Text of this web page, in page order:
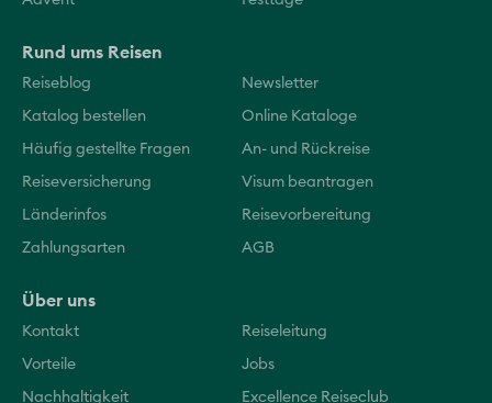
Rund ums Reisen
Reiseblog Newsletter
Katalog bestellen Online Kataloge
Häufig gestellte Fragen An- und Rückreise
Reiseversicherung Visum beantragen
Länderinfos Reisevorbereitung
Zahlungsarten AGB
Über uns
Kontakt Reiseleitung
Vorteile Jobs
Nachhaltigkeit Excellence Reiseclub